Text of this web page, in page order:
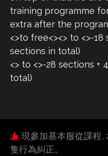
training programme
extra after the
<>to free<><> to <>-
sections in total)
<> to <>-28 sections +
total)
現參加基本服從課程,
隻行為糾正。